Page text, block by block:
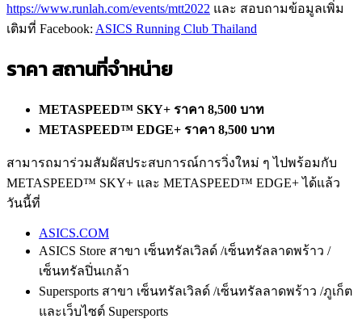
https://www.runlah.com/events/mtt2022 และ สอบถามข้อมูลเพิ่ม
เติมที่ Facebook: ASICS Running Club Thailand
ราคา สถานที่จำหน่าย
METASPEED™ SKY+ ราคา 8,500 บาท
METASPEED™ EDGE+ ราคา 8,500 บาท
สามารถมาร่วมสัมผัสประสบการณ์การวิ่งใหม่ ๆ ไปพร้อมกับ
METASPEED™ SKY+ และ METASPEED™ EDGE+ ได้แล้ว
วันนี้ที่
ASICS.COM
ASICS Store สาขา เซ็นทรัลเวิลด์ /เซ็นทรัลลาดพร้าว /
เซ็นทรัลปิ่นเกล้า
Supersports สาขา เซ็นทรัลเวิลด์ /เซ็นทรัลลาดพร้าว /ภูเก็ต
และเว็บไซต์ Supersports